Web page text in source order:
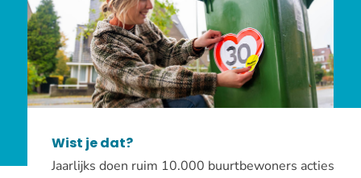
Wist je dat?
Jaarlijks doen ruim 10.000 buurtbewoners acties